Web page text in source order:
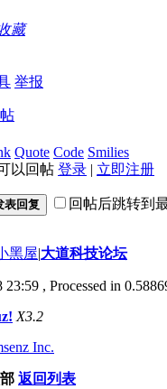
藏
举报
Quote Code Smilies
以回帖 登录 | 立即注册
表回复 回帖后跳转到
黑屋|大道科技论坛
23:59 , Processed in
X3.2
Inc.
返回列表